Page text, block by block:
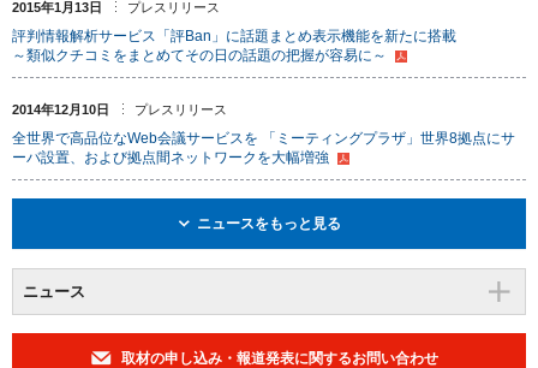
2015年1月13日 プレスリリース
評判情報解析サービス「評Ban」に話題まとめ表示機能を新たに搭載
～類似クチコミをまとめてその日の話題の把握が容易に～
2014年12月10日 プレスリリース
全世界で高品位なWeb会議サービスを 「ミーティングプラザ」世界8拠点にサ
ーバ設置、および拠点間ネットワークを大幅増強
ニュースをもっと見る
ニュース
取材の申し込み・報道発表に関するお問い合わせ